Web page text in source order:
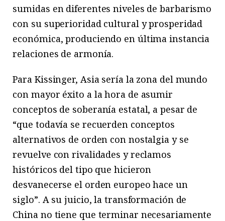
sumidas en diferentes niveles de barbarismo
con su superioridad cultural y prosperidad
económica, produciendo en última instancia
relaciones de armonía.
Para Kissinger, Asia sería la zona del mundo
con mayor éxito a la hora de asumir
conceptos de soberanía estatal, a pesar de
“que todavía se recuerden conceptos
alternativos de orden con nostalgia y se
revuelve con rivalidades y reclamos
históricos del tipo que hicieron
desvanecerse el orden europeo hace un
siglo”. A su juicio, la transformación de
China no tiene que terminar necesariamente